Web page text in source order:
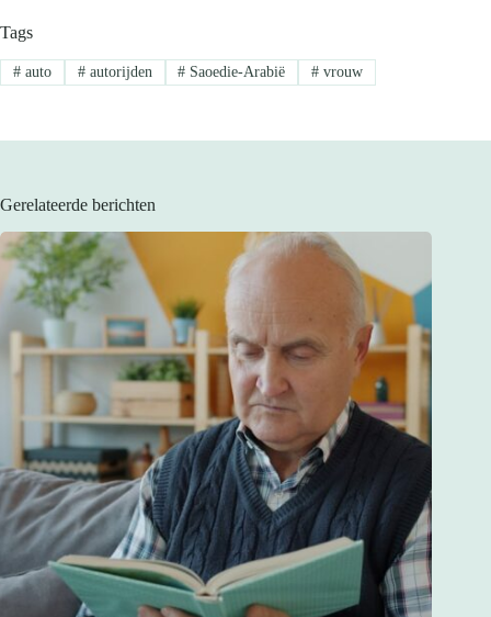
Tags
#auto #autorijden # Saoedie-Arabië # vrouw
Gerelateerde berichten